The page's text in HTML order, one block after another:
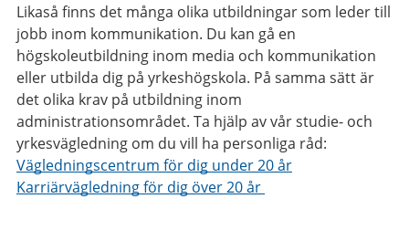
Likaså finns det många olika utbildningar som leder till
jobb inom kommunikation. Du kan gå en
högskoleutbildning inom media och kommunikation
eller utbilda dig på yrkeshögskola. På samma sätt är
det olika krav på utbildning inom
administrationsområdet. Ta hjälp av vår studie- och
yrkesvägledning om du vill ha personliga råd:
Vägledningscentrum för dig under 20 år
Karriärvägledning för dig över 20 år